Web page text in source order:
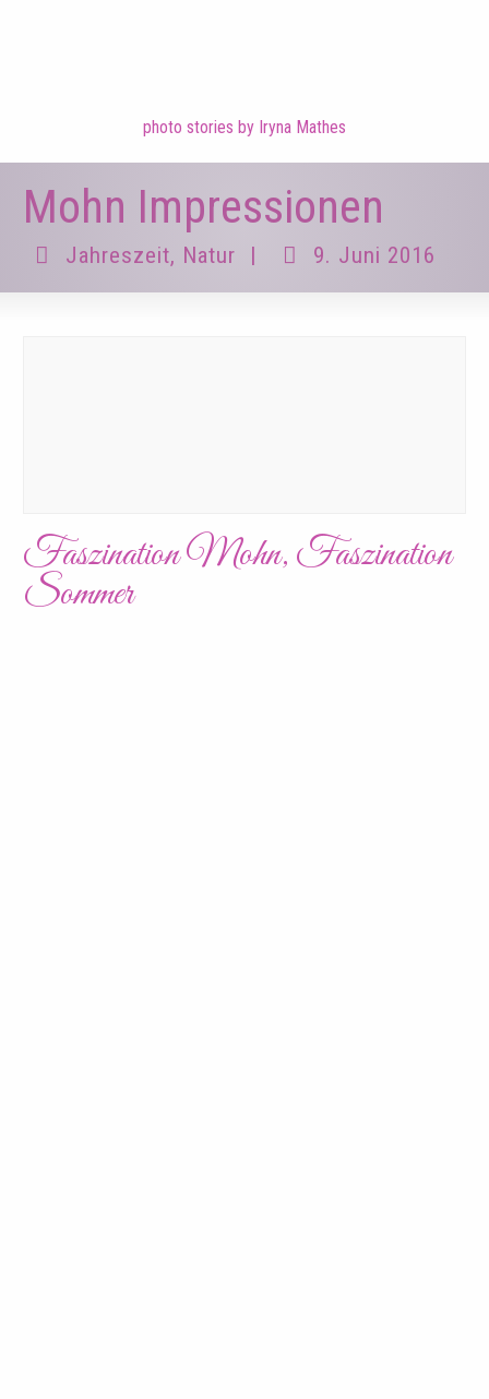
photo stories by Iryna Mathes
Mohn Impressionen
Jahreszeit, Natur | 9. Juni 2016
Faszination Mohn, Faszination
Sommer